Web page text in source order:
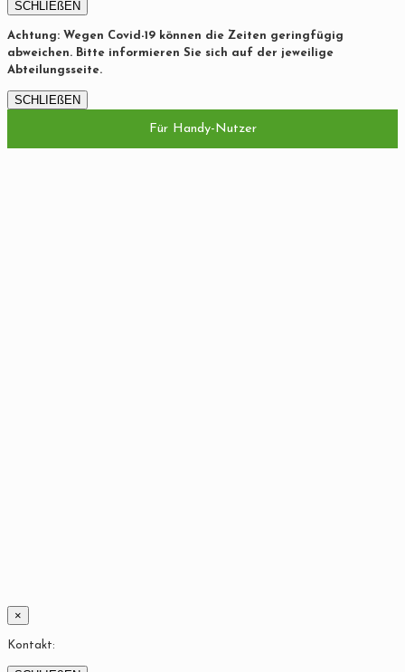
SCHLIEßEN
Achtung: Wegen Covid-19 können die Zeiten geringfügig
abweichen. Bitte informieren Sie sich auf der jeweilige
Abteilungsseite.
SCHLIEßEN
Für Handy-Nutzer
×
Kontakt: